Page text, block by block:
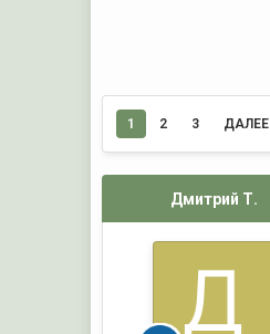
1 2 3 ДАЛЕЕ
Дмитрий Т.